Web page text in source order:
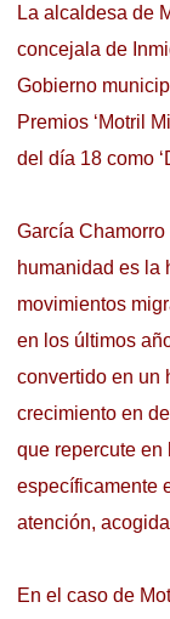
La alcaldesa de
concejala de
Gobierno
Premios ‘Motril
del día 18 como
García
humanidad es la
movimientos
en los últimos
convertido en un
crecimiento en
que repercute
específicamente
atención,
En el caso de